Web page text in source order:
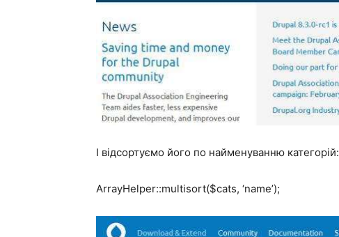
І відсортуємо його по найменуванню категорій:
ArrayHelper::multisort($cats, ‘name’);